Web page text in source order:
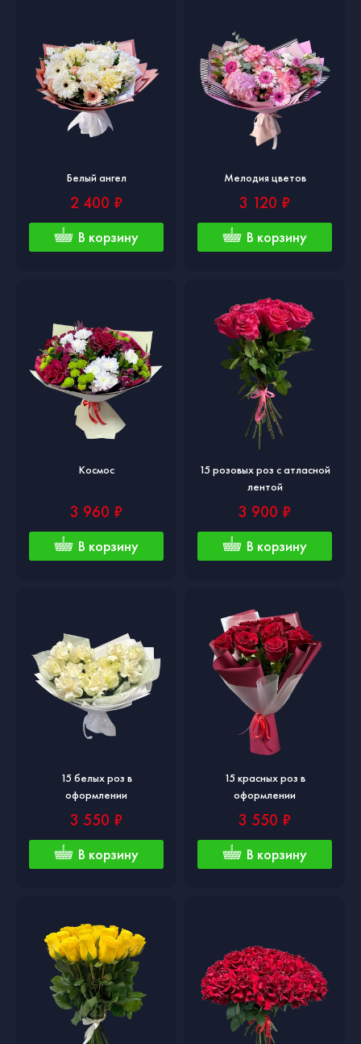
Белый ангел
2 400 ₽
В корзину
Мелодия цветов
3 120 ₽
В корзину
Космос
3 960 ₽
В корзину
15 розовых роз с атласной
лентой
3 900 ₽
В корзину
15 белых роз в
оформлении
3 550 ₽
В корзину
15 красных роз в
оформлении
3 550 ₽
В корзину